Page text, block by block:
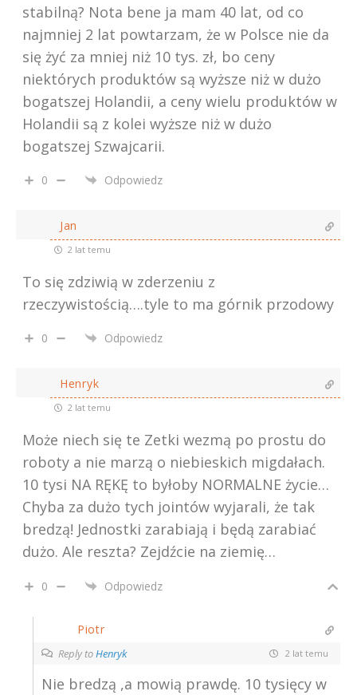
stabilną? Nota bene ja mam 40 lat, od co
najmniej 2 lat powtarzam, że w Polsce nie da
się żyć za mniej niż 10 tys. zł, bo ceny
niektórych produktów są wyższe niż w dużo
bogatszej Holandii, a ceny wielu produktów w
Holandii są z kolei wyższe niż w dużo
bogatszej Szwajcarii.
0 Odpowiedz
Jan
2 lat temu
To się zdziwią w zderzeniu z
rzeczywistością….tyle to ma górnik przodowy
0 Odpowiedz
Henryk
2 lat temu
Może niech się te Zetki wezmą po prostu do
roboty a nie marzą o niebieskich migdałach.
10 tysi NA RĘKĘ to byłoby NORMALNE życie…
Chyba za dużo tych jointów wyjarali, że tak
bredzą! Jednostki zarabiają i będą zarabiać
dużo. Ale reszta? Zejdźcie na ziemię…
0 Odpowiedz
Piotr
Reply to Henryk 2 lat temu
Nie bredzą ,a mowią prawdę. 10 tysięcy w